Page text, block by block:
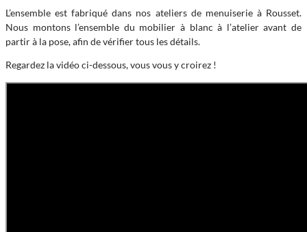
L’ensemble est fabriqué dans nos ateliers de menuiserie à Rousset.
Nous montons l’ensemble du mobilier à blanc à l’atelier avant de
partir à la pose, afin de vérifier tous les détails.
Regardez la vidéo ci-dessous, vous vous y croirez !